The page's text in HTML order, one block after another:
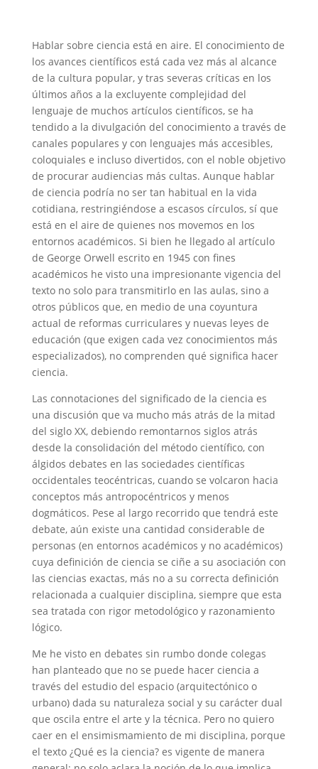
Hablar sobre ciencia está en aire. El conocimiento de
los avances científicos está cada vez más al alcance
de la cultura popular, y tras severas críticas en los
últimos años a la excluyente complejidad del
lenguaje de muchos artículos científicos, se ha
tendido a la divulgación del conocimiento a través de
canales populares y con lenguajes más accesibles,
coloquiales e incluso divertidos, con el noble objetivo
de procurar audiencias más cultas. Aunque hablar
de ciencia podría no ser tan habitual en la vida
cotidiana, restringiéndose a escasos círculos, sí que
está en el aire de quienes nos movemos en los
entornos académicos. Si bien he llegado al artículo
de George Orwell escrito en 1945 con fines
académicos he visto una impresionante vigencia del
texto no solo para transmitirlo en las aulas, sino a
otros públicos que, en medio de una coyuntura
actual de reformas curriculares y nuevas leyes de
educación (que exigen cada vez conocimientos más
especializados), no comprenden qué significa hacer
ciencia.
Las connotaciones del significado de la ciencia es
una discusión que va mucho más atrás de la mitad
del siglo XX, debiendo remontarnos siglos atrás
desde la consolidación del método científico, con
álgidos debates en las sociedades científicas
occidentales teocéntricas, cuando se volcaron hacia
conceptos más antropocéntricos y menos
dogmáticos. Pese al largo recorrido que tendrá este
debate, aún existe una cantidad considerable de
personas (en entornos académicos y no académicos)
cuya definición de ciencia se ciñe a su asociación con
las ciencias exactas, más no a su correcta definición
relacionada a cualquier disciplina, siempre que esta
sea tratada con rigor metodológico y razonamiento
lógico.
Me he visto en debates sin rumbo donde colegas
han planteado que no se puede hacer ciencia a
través del estudio del espacio (arquitectónico o
urbano) dada su naturaleza social y su carácter dual
que oscila entre el arte y la técnica. Pero no quiero
caer en el ensimismamiento de mi disciplina, porque
el texto ¿Qué es la ciencia? es vigente de manera